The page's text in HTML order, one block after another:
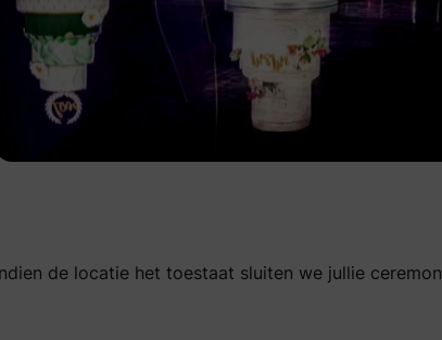
de locatie het toestaat sluiten we jullie